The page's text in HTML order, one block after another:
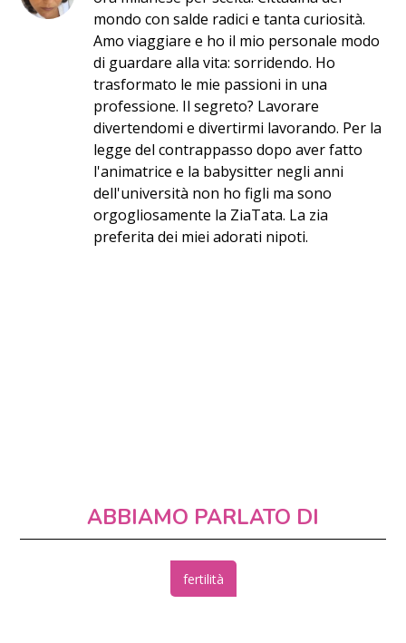
mondo con salde radici e tanta curiosità.
Amo viaggiare e ho il mio personale modo
di guardare alla vita: sorridendo. Ho
trasformato le mie passioni in una
professione. Il segreto? Lavorare
divertendomi e divertirmi lavorando. Per la
legge del contrappasso dopo aver fatto
l'animatrice e la babysitter negli anni
dell'università non ho figli ma sono
orgogliosamente la ZiaTata. La zia
preferita dei miei adorati nipoti.
ABBIAMO PARLATO DI
fertilità